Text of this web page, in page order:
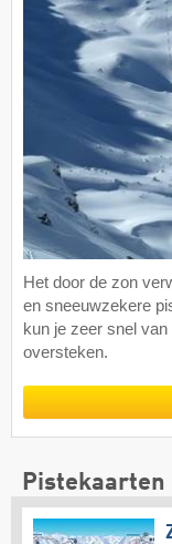
Het door de zon
en sneeuwzekere
kun je zeer snel
oversteken.
Pistekaarten